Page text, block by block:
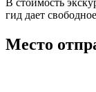
В стоимость
гид дает
Место